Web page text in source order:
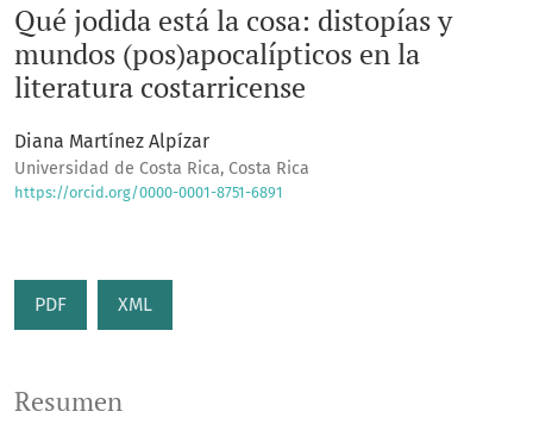
Qué jodida está la cosa: distopías y
mundos (pos)apocalípticos en la
literatura costarricense
Diana Martínez Alpízar
Universidad de Costa Rica, Costa Rica
https://orcid.org/0000-0001-8751-6891
PDF XML
Resumen